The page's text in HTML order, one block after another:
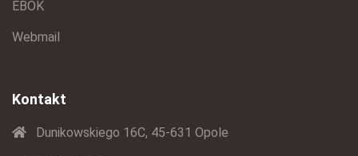
EBOK
Webmail
Kontakt
Dunikowskiego 16C, 45-631 Opole